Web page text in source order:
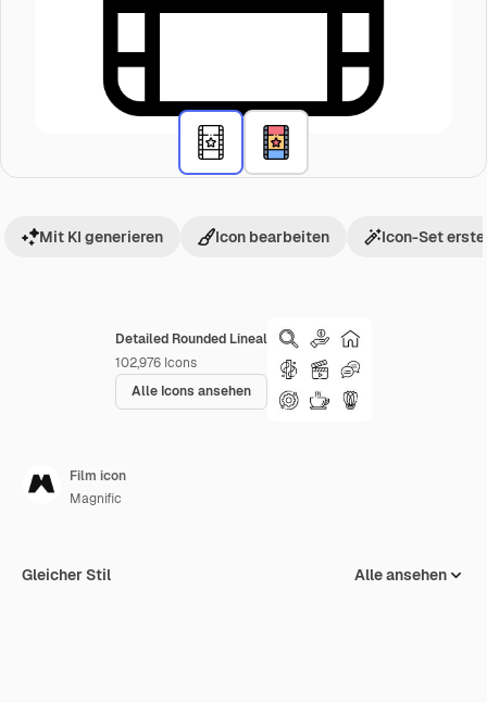
Detailed Rounded Lineal
102,976 Icons
Alle Icons ansehen
Mit KI generieren Icon bearbeiten Icon-Set
Film icon
Magnific
Gleicher Stil Alle ansehen